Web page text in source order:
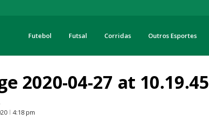
Futebol Futsal Corridas Outros Esportes
2020-04-27 at 10.19.45
4:18 pm